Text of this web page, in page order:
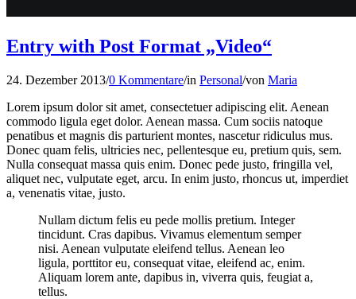
Entry with Post Format „Video“
24. Dezember 2013/0 Kommentare/in Personal/von Maria
Lorem ipsum dolor sit amet, consectetuer adipiscing elit. Aenean
commodo ligula eget dolor. Aenean massa. Cum sociis natoque
penatibus et magnis dis parturient montes, nascetur ridiculus mus.
Donec quam felis, ultricies nec, pellentesque eu, pretium quis, sem.
Nulla consequat massa quis enim. Donec pede justo, fringilla vel,
aliquet nec, vulputate eget, arcu. In enim justo, rhoncus ut, imperdiet
a, venenatis vitae, justo.
Nullam dictum felis eu pede mollis pretium. Integer
tincidunt. Cras dapibus. Vivamus elementum semper
nisi. Aenean vulputate eleifend tellus. Aenean leo
ligula, porttitor eu, consequat vitae, eleifend ac, enim.
Aliquam lorem ante, dapibus in, viverra quis, feugiat a,
tellus.